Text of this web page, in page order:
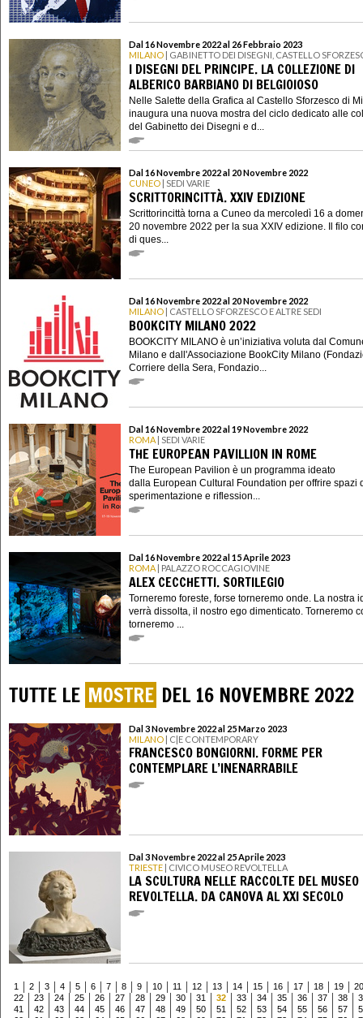
Dal 16 Novembre 2022 al 26 Febbraio 2023
MILANO | GABINETTO DEI DISEGNI, CASTELLO
I DISEGNI DEL PRINCIPE. LA COLLEZIONE DI
ALBERICO BARBIANO DI BELGIOIOSO
Nelle Salette della Grafica al Castello Sforzesco di
inaugura una nuova mostra del ciclo dedicato alle
del Gabinetto dei Disegni e d...
Dal 16 Novembre 2022 al 20 Novembre 2022
CUNEO | SEDI VARIE
SCRITTORINCITTÀ. XXIV EDIZIONE
Scrittorincittà torna a Cuneo da mercoledì 16 a
20 novembre 2022 per la sua XXIV edizione. Il filo
di ques...
Dal 16 Novembre 2022 al 20 Novembre 2022
MILANO | CASTELLO SFORZESCO E ALTRE SEDI
BOOKCITY MILANO 2022
BOOKCITY MILANO è un’iniziativa voluta dal
Milano e dall'Associazione BookCity Milano
Corriere della Sera, Fondazio...
Dal 16 Novembre 2022 al 19 Novembre 2022
ROMA | SEDI VARIE
THE EUROPEAN PAVILLION IN ROME
The European Pavilion è un programma ideato
dalla European Cultural Foundation per offrire spazi
sperimentazione e riflession...
Dal 16 Novembre 2022 al 15 Aprile 2023
ROMA | PALAZZO ROCCAGIOVINE
ALEX CECCHETTI. SORTILEGIO
Torneremo foreste, forse torneremo onde. La nostra
verrà dissolta, il nostro ego dimenticato. Torneremo
torneremo ...
TUTTE LE MOSTRE DEL 16 NOVEMBRE 2022
Dal 3 Novembre 2022 al 25 Marzo 2023
MILANO | C|E CONTEMPORARY
FRANCESCO BONGIORNI. FORME PER
CONTEMPLARE L’INENARRABILE
Dal 3 Novembre 2022 al 25 Aprile 2023
TRIESTE | CIVICO MUSEO REVOLTELLA
LA SCULTURA NELLE RACCOLTE DEL MUSEO
REVOLTELLA. DA CANOVA AL XXI SECOLO
1 2 3 4 5 6 7 8 9 10 11 12 13 14 15 16 17 18 19
20
22
23 24 25 26 27 28 29 30 31 32 33 34 35 36 37 38
41
42 43 44 45 46 47 48 49 50 51 52 53 54 55 56 57